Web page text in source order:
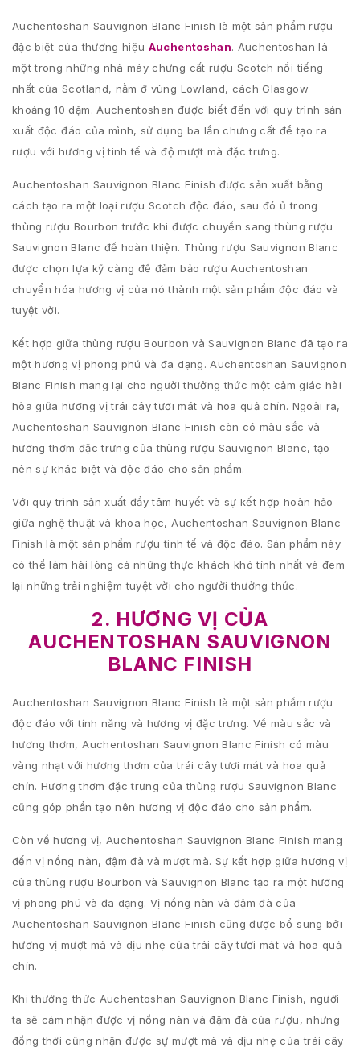
Auchentoshan Sauvignon Blanc Finish là một sản phẩm rượu
đặc biệt của thương hiệu Auchentoshan. Auchentoshan là
một trong những nhà máy chưng cất rượu Scotch nổi tiếng
nhất của Scotland, nằm ở vùng Lowland, cách Glasgow
khoảng 10 dặm. Auchentoshan được biết đến với quy trình sản
xuất độc đáo của mình, sử dụng ba lần chưng cất để tạo ra
rượu với hương vị tinh tế và độ mượt mà đặc trưng.
Auchentoshan Sauvignon Blanc Finish được sản xuất bằng
cách tạo ra một loại rượu Scotch độc đáo, sau đó ủ trong
thùng rượu Bourbon trước khi được chuyển sang thùng rượu
Sauvignon Blanc để hoàn thiện. Thùng rượu Sauvignon Blanc
được chọn lựa kỹ càng để đảm bảo rượu Auchentoshan
chuyển hóa hương vị của nó thành một sản phẩm độc đáo và
tuyệt vời.
Kết hợp giữa thùng rượu Bourbon và Sauvignon Blanc đã tạo ra
một hương vị phong phú và đa dạng. Auchentoshan Sauvignon
Blanc Finish mang lại cho người thưởng thức một cảm giác hài
hòa giữa hương vị trái cây tươi mát và hoa quả chín. Ngoài ra,
Auchentoshan Sauvignon Blanc Finish còn có màu sắc và
hương thơm đặc trưng của thùng rượu Sauvignon Blanc, tạo
nên sự khác biệt và độc đáo cho sản phẩm.
Với quy trình sản xuất đầy tâm huyết và sự kết hợp hoàn hảo
giữa nghệ thuật và khoa học, Auchentoshan Sauvignon Blanc
Finish là một sản phẩm rượu tinh tế và độc đáo. Sản phẩm này
có thể làm hài lòng cả những thực khách khó tính nhất và đem
lại những trải nghiệm tuyệt vời cho người thưởng thức.
2. HƯƠNG VỊ CỦA
AUCHENTOSHAN SAUVIGNON
BLANC FINISH
Auchentoshan Sauvignon Blanc Finish là một sản phẩm rượu
độc đáo với tính năng và hương vị đặc trưng. Về màu sắc và
hương thơm, Auchentoshan Sauvignon Blanc Finish có màu
vàng nhạt với hương thơm của trái cây tươi mát và hoa quả
chín. Hương thơm đặc trưng của thùng rượu Sauvignon Blanc
cũng góp phần tạo nên hương vị độc đáo cho sản phẩm.
Còn về hương vị, Auchentoshan Sauvignon Blanc Finish mang
đến vị nồng nàn, đậm đà và mượt mà. Sự kết hợp giữa hương vị
của thùng rượu Bourbon và Sauvignon Blanc tạo ra một hương
vị phong phú và đa dạng. Vị nồng nàn và đậm đà của
Auchentoshan Sauvignon Blanc Finish cũng được bổ sung bởi
hương vị mượt mà và dịu nhẹ của trái cây tươi mát và hoa quả
chín.
Khi thưởng thức Auchentoshan Sauvignon Blanc Finish, người
ta sẽ cảm nhận được vị nồng nàn và đậm đà của rượu, nhưng
đồng thời cũng nhận được sự mượt mà và dịu nhẹ của trái cây